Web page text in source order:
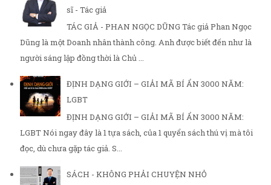
sĩ - Tác giả
TÁC GIẢ - PHAN NGỌC DŨNG Tác giả Phan Ngọc
Dũng là một Doanh nhân thành công. Anh được biết đến như là
người sáng lập đồng thời là Chủ ...
ĐỊNH DẠNG GIỚI – GIẢI MÃ BÍ ẨN 3000 NĂM:
LGBT
ĐỊNH DẠNG GIỚI – GIẢI MÃ BÍ ẨN 3000 NĂM:
LGBT Nói ngay đây là 1 tựa sách, của 1 quyển sách thú vị mà tôi
đọc, dù chưa gặp tác giả. S...
SÁCH - KHÔNG PHẢI CHUYỆN NHỎ